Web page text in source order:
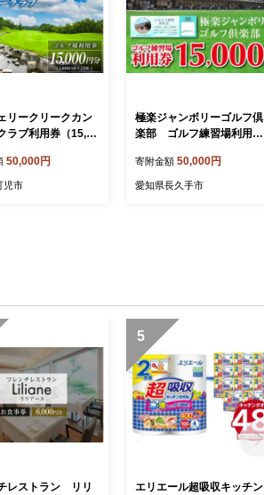
リークリークカン
ラブ利用券（15,00
ゴルフ場 スポーツ
ケット プレー券
50,000円
児市
極楽ジャンボリーゴルフ倶
楽部 ゴルフ練習場利用券
ゴルフ 利用券 チケット ご
るふ golf 券 極楽ジャンボリ
寄附金額 50,000円
愛知県長久手市
レストラン リリ
5
エリエール超吸収キッチン